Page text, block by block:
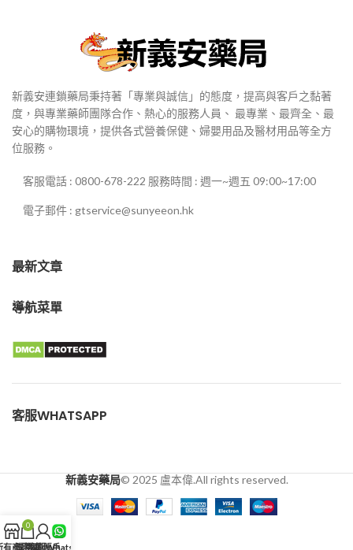
新義安連鎖藥局秉持著「專業與誠信」的態度，提高與客戶之黏著
度，與專業藥師團隊合作、熱心的服務人員、 最專業、最齊全、最
安心的購物環境，提供各式營養保健、婦嬰用品及醫材用品等全方
位服務。
客服電話 : 0800-678-222 服務時間 : 週一~週五 09:00~17:00
電子郵件 : gtservice@sunyeeon.hk
最新文章
導航菜單
客服WHATSAPP
新義安藥局© 2025 盧本偉.All rights reserved.
有商品
0
購物車我的賬戶
客服WhatsApp